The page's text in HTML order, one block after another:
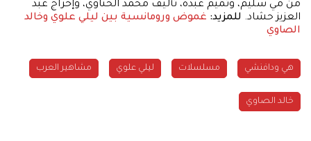
من مي سليم، وتميم عبده، تأليف محمد الحناوي، وإخراج عبد
العزيز حشاد. للمزيد: غموض ورومانسية بين ليلي علوي وخالد
الصاوي
هي ودافنشي مسلسلات ليلي علوي مشاهير العرب
خالد الصاوي